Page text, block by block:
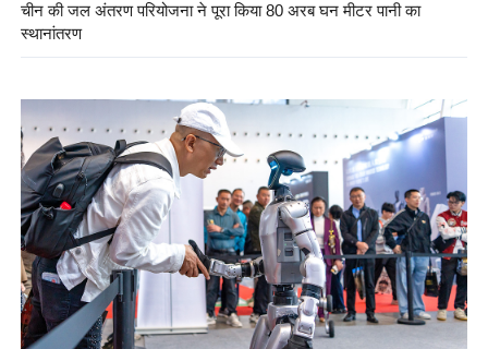
चीन की जल अंतरण परियोजना ने पूरा किया 80 अरब घन मीटर पानी का
स्थानांतरण